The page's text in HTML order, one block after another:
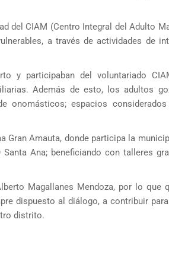
del CIAM (Centro Integral del Adulto
a través de actividades de
y participaban del voluntariado
Además de esto, los adultos
onomásticos; espacios
Amauta, donde participa la
Santa Ana; beneficiando con talleres
Magallanes Mendoza, por lo que
dispuesto al diálogo, a contribuir
distrito.